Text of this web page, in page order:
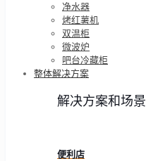
净水器
烤红薯机
双温柜
微波炉
吧台冷藏柜
整体解决方案
解决方案和场景
便利店